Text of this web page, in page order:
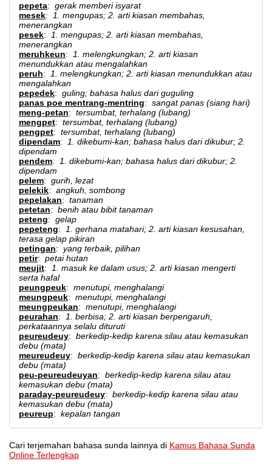
pepeta: gerak memberi isyarat
mesek:
1. mengupas; 2. arti kiasan membahas,
menerangkan
pesek:
1. mengupas; 2. arti kiasan membahas,
menerangkan
meruhkeun:
1. melengkungkan; 2. arti kiasan
menundukkan atau mengalahkan
peruh:
1. melengkungkan; 2. arti kiasan menundukkan atau
mengalahkan
pepedek: guling; bahasa halus dari guguling
panas poe mentrang-mentring: sangat panas (siang hari)
meng-petan: tersumbat, terhalang (lubang)
mengpet: tersumbat, terhalang (lubang)
pengpet: tersumbat, terhalang (lubang)
dipendam:
1. dikebumi-kan; bahasa halus dari dikubur; 2.
dipendam
pendem:
1. dikebumi-kan; bahasa halus dari dikubur; 2.
dipendam
pelem: gurih, lezat
pelekik: angkuh, sombong
pepelakan: tanaman
petetan: benih atau bibit tanaman
peteng: gelap
pepeteng:
1. gerhana matahari; 2. arti kiasan kesusahan,
terasa gelap pikiran
petingan: yang terbaik, pilihan
petir: petai hutan
meujit:
1. masuk ke dalam usus; 2. arti kiasan mengerti
serta hafal
peungpeuk: menutupi, menghalangi
meungpeuk: menutupi, menghalangi
meungpeukan: menutupi, menghalangi
peurahan:
1. berbisa; 2. arti kiasan berpengaruh,
perkataannya selalu dituruti
peureudeuy: berkedip-kedip karena silau atau kemasukan
debu (mata)
meureudeuy: berkedip-kedip karena silau atau kemasukan
debu (mata)
peu-peureudeuyan: berkedip-kedip karena silau atau
kemasukan debu (mata)
paraday-peureudeuy: berkedip-kedip karena silau atau
kemasukan debu (mata)
peureup: kepalan tangan
Cari terjemahan bahasa sunda lainnya di Kamus Bahasa Sunda
Online Terlengkap